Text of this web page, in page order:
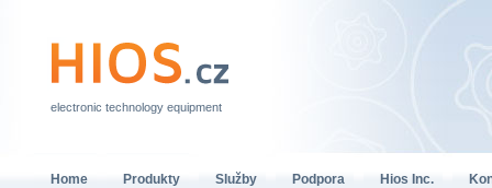
electronic technology equipment
Home Produkty Služby Podpora Hios Inc.